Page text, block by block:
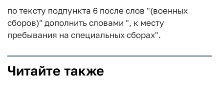
по тексту подпункта 6 после слов "(военных
сборов)" дополнить словами ", к месту
пребывания на специальных сборах".
Читайте также